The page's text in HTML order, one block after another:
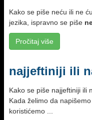
Kako se piše neću ili ne
jezika, ispravno se piše
Pročitaj više
najjeftiniji ili
Kako se piše najjeftiniji ili
Kada želimo da
koristićemo ...